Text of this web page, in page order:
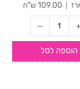
109.00 ש"ח
הוספה לסל